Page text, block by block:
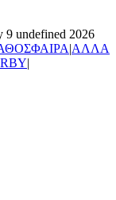
9 undefined 2026
|ΑΛΛΑ
|